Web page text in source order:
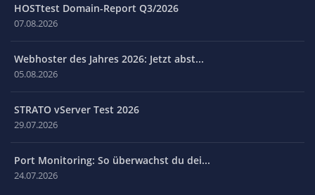
HOSTtest Domain-Report Q3/2026
07.08.2026
Webhoster des Jahres 2026: Jetzt abst...
05.08.2026
STRATO vServer Test 2026
29.07.2026
Port Monitoring: So überwachst du dei...
24.07.2026